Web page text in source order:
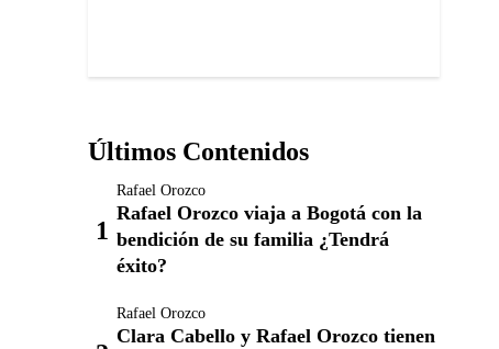
Últimos Contenidos
Rafael Orozco
Rafael Orozco viaja a Bogotá con la
bendición de su familia ¿Tendrá
éxito?
Rafael Orozco
Clara Cabello y Rafael Orozco tienen